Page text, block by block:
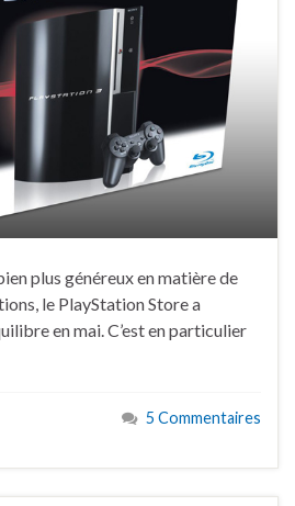
plus généreux en matière de
le PlayStation Store a
en mai. C’est en particulier
5 Commentaires